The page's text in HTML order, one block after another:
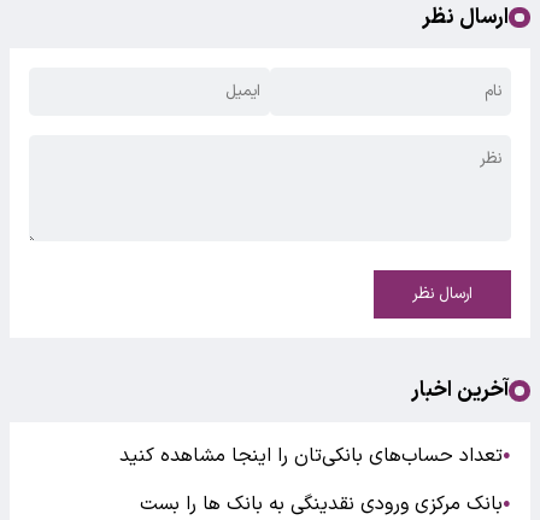
ارسال نظر
ارسال نظر
آخرین اخبار
●تعداد حساب‌های بانکی‌تان را اینجا مشاهده کنید
●بانک مرکزی ورودی نقدینگی به بانک ها را بست